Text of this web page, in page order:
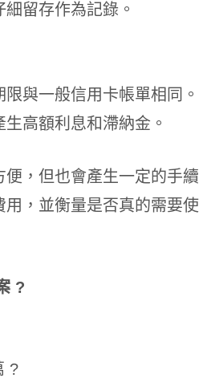
留存作為記錄。
與一般信用卡帳單相同。
高額利息和滯納金。
，但也會產生一定的手續
，並衡量是否真的需要使
?
?